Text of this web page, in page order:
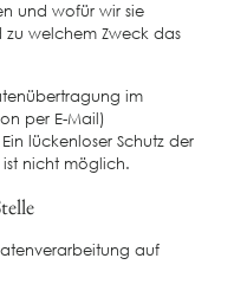
und wofür wir sie
zu welchem Zweck das
im
per E-Mail)
lückenloser Schutz der
nicht möglich.
auf